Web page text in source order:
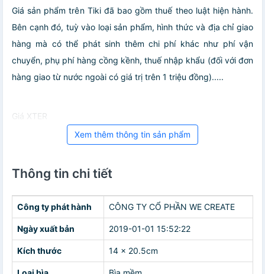
Giá sản phẩm trên Tiki đã bao gồm thuế theo luật hiện hành.
Bên cạnh đó, tuỳ vào loại sản phẩm, hình thức và địa chỉ giao
hàng mà có thể phát sinh thêm chi phí khác như phí vận
chuyển, phụ phí hàng cồng kềnh, thuế nhập khẩu (đối với đơn
hàng giao từ nước ngoài có giá trị trên 1 triệu đồng).....
Giá XTER
Xem thêm thông tin sản phẩm
Thông tin chi tiết
Công ty phát hành CÔNG TY CỔ PHẦN WE CREATE
Ngày xuất bản 2019-01-01 15:52:22
Kích thước 14 x 20.5cm